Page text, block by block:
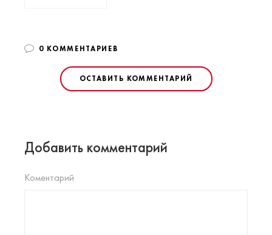
0 КОММЕНТАРИЕВ
ОСТАВИТЬ КОММЕНТАРИЙ
Добавить комментарий
Коментарий